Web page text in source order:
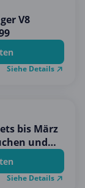
V8
Siehe Details
bis März
und
Siehe Details